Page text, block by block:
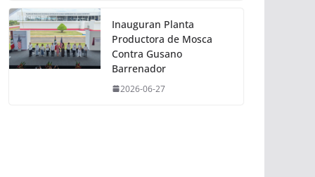
Inauguran Planta
Productora de Mosca
Contra Gusano
Barrenador
2026-06-27